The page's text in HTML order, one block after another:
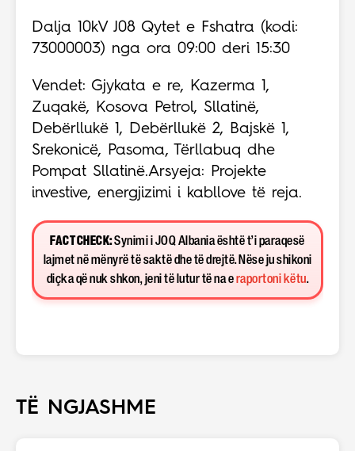
Dalja 10kV J08 Qytet e Fshatra (kodi:
73000003) nga ora 09:00 deri 15:30
Vendet: Gjykata e re, Kazerma 1,
Zuqakë, Kosova Petrol, Sllatinë,
Debërllukë 1, Debërllukë 2, Bajskë 1,
Srekonicë, Pasoma, Tërllabuq dhe
Pompat Sllatinë.Arsyeja: Projekte
investive, energjizimi i kabllove të reja.
FACT CHECK:Synimi i JOQ Albania është t’i paraqesë
lajmet në mënyrë të saktë dhe të drejtë. Nëse ju shikoni
diçka që nuk shkon, jeni të lutur të na e raportoni këtu.
TË NGJASHME